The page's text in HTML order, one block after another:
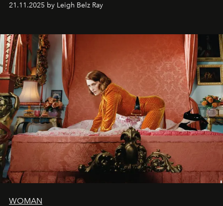
personnage qui dit : 'C'est mon désir, mon ambition, ma
21.11.2025 by Leigh Belz Ray
WOMAN